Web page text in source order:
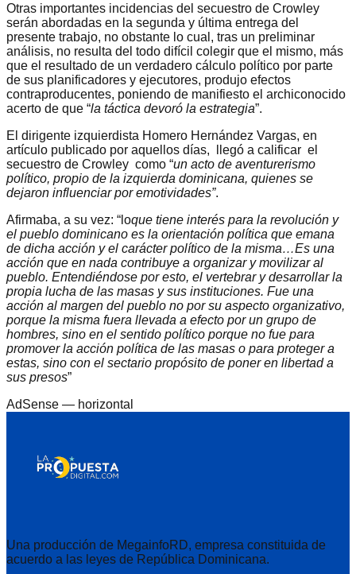
Otras importantes incidencias del secuestro de Crowley
serán abordadas en la segunda y última entrega del
presente trabajo, no obstante lo cual, tras un preliminar
análisis, no resulta del todo difícil colegir que el mismo, más
que el resultado de un verdadero cálculo político por parte
de sus planificadores y ejecutores, produjo efectos
contraproducentes, poniendo de manifiesto el archiconocido
acerto de que “la táctica devoró la estrategia”.
El dirigente izquierdista Homero Hernández Vargas, en
artículo publicado por aquellos días, llegó a calificar el
secuestro de Crowley como “un acto de aventurerismo
político, propio de la izquierda dominicana, quienes se
dejaron influenciar por emotividades”.
Afirmaba, a su vez: “loque tiene interés para la revolución y
el pueblo dominicano es la orientación política que emana
de dicha acción y el carácter político de la misma…Es una
acción que en nada contribuye a organizar y movilizar al
pueblo. Entendiéndose por esto, el vertebrar y desarrollar la
propia lucha de las masas y sus instituciones. Fue una
acción al margen del pueblo no por su aspecto organizativo,
porque la misma fuera llevada a efecto por un grupo de
hombres, sino en el sentido político porque no fue para
promover la acción política de las masas o para proteger a
estas, sino con el sectario propósito de poner en libertad a
sus presos”
AdSense — horizontal
Una producción de MegainfoRD, empresa constituida de
acuerdo a las leyes de República Dominicana.